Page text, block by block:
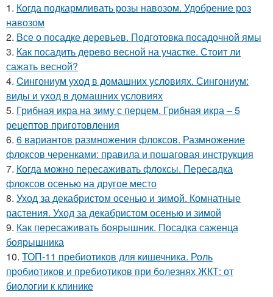
1. Когда подкармливать розы навозом. Удобрение роз
навозом
2. Все о посадке деревьев. Подготовка посадочной ямы
3. Как посадить дерево весной на участке. Стоит ли
сажать весной?
4. Cингониум уход в домашних условиях. Сингониум:
виды и уход в домашних условиях
5. Грибная икра на зиму с перцем. Грибная икра – 5
рецептов приготовления
6. 6 вариантов размножения флоксов. Размножение
флоксов черенками: правила и пошаговая инструкция
7. Когда можно пересаживать флоксы. Пересадка
флоксов осенью на другое место
8. Уход за декабристом осенью и зимой. Комнатные
растения. Уход за декабристом осенью и зимой
9. Как пересаживать боярышник. Посадка саженца
боярышника
10. ТОП-11 пребиотиков для кишечника. Роль
пробиотиков и пребиотиков при болезнях ЖКТ: от
биологии к клинике